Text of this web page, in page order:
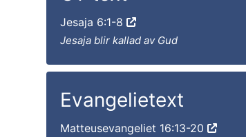
Jesaja 6:1-8
Jesaja blir kallad av Gud
Evangelietext
Matteusevangeliet 16:13-20